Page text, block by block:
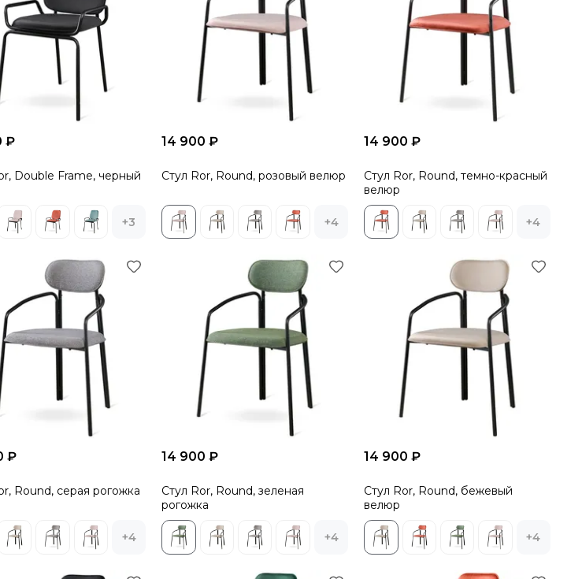
₽
Double Frame, черный
+3
14 900 ₽
Стул Ror, Round, розовый велюр
+4
14 900 ₽
Стул Ror, Round, темно-красный
велюр
+4
₽
Round, серая рогожка
+4
14 900 ₽
Стул Ror, Round, зеленая
рогожка
+4
14 900 ₽
Стул Ror, Round, бежевый
велюр
+4